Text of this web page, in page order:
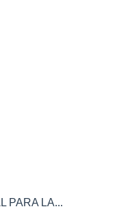
PARA LA...